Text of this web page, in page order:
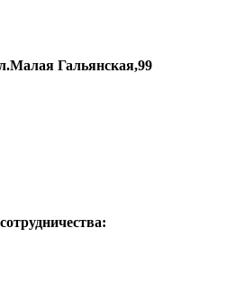
Гальянская,99